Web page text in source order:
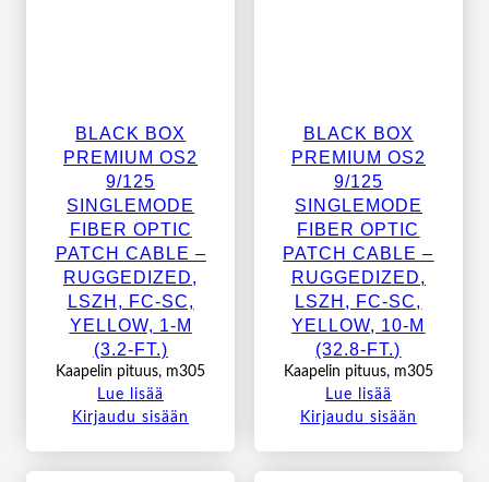
BLACK BOX
PREMIUM OS2
9/125
SINGLEMODE
FIBER OPTIC
PATCH CABLE –
RUGGEDIZED,
LSZH, FC-SC,
YELLOW, 1-M
(3.2-FT.)
Kaapelin pituus, m305
Lue lisää
Kirjaudu sisään
BLACK BOX
PREMIUM OS2
9/125
SINGLEMODE
FIBER OPTIC
PATCH CABLE –
RUGGEDIZED,
LSZH, FC-SC,
YELLOW, 10-M
(32.8-FT.)
Kaapelin pituus, m305
Lue lisää
Kirjaudu sisään